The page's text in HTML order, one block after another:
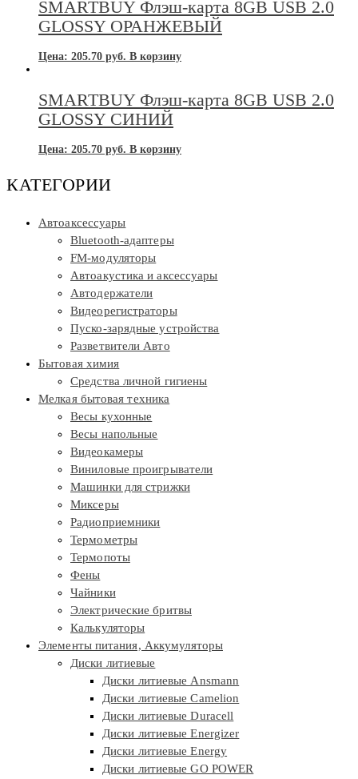
SMARTBUY Флэш-карта 8GB USB 2.0
GLOSSY ОРАНЖЕВЫЙ
Цена: 205.70 руб. В корзину
SMARTBUY Флэш-карта 8GB USB 2.0
GLOSSY СИНИЙ
Цена: 205.70 руб. В корзину
КАТЕГОРИИ
Автоаксессуары
Bluetooth-адаптеры
FM-модуляторы
Автоакустика и аксессуары
Автодержатели
Видеорегистраторы
Пуско-зарядные устройства
Разветвители Авто
Бытовая химия
Средства личной гигиены
Мелкая бытовая техника
Весы кухонные
Весы напольные
Видеокамеры
Виниловые проигрыватели
Машинки для стрижки
Миксеры
Радиоприемники
Термометры
Термопоты
Фены
Чайники
Электрические бритвы
Калькуляторы
Элементы питания, Аккумуляторы
Диски литиевые
Диски литиевые Ansmann
Диски литиевые Camelion
Диски литиевые Duracell
Диски литиевые Energizer
Диски литиевые Energy
Диски литиевые GO POWER